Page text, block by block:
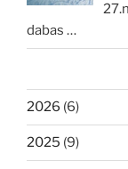
dabas …
2026 (6)
2025 (9)